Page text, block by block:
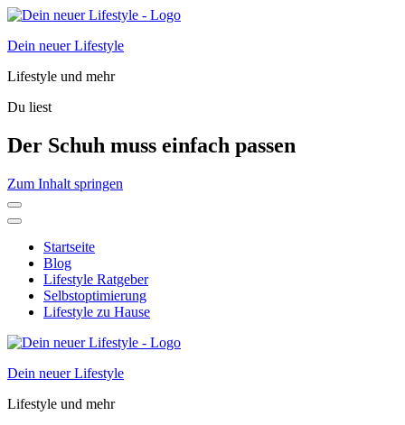
Dein neuer Lifestyle
Lifestyle und mehr
Du liest
Der Schuh muss einfach passen
Zum Inhalt springen
Startseite
Blog
Lifestyle Ratgeber
Selbstoptimierung
Lifestyle zu Hause
Dein neuer Lifestyle
Lifestyle und mehr